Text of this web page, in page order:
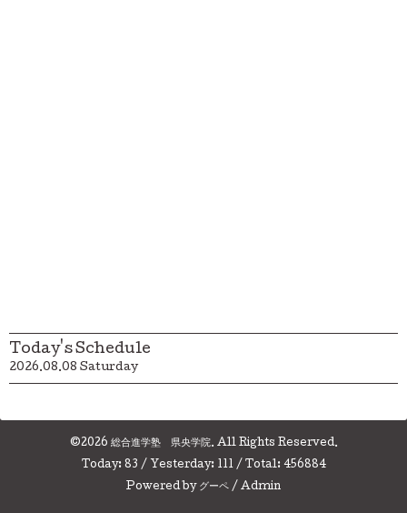
Today's Schedule
2026.08.08 Saturday
©2026 総合進学塾 県央学院. All Rights Reserved.
Today: 83 / Yesterday: 111/ Total: 456884
Powered by グーペ / Admin